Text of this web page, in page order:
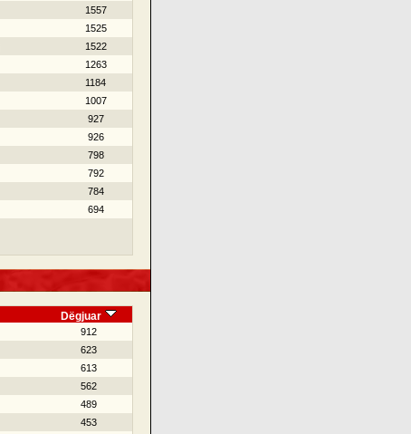
1557
1525
1522
1263
1184
1007
927
926
798
792
784
694
Dëgjuar
912
623
613
562
489
453